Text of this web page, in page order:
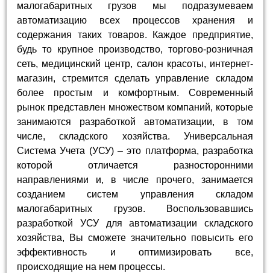
малогабаритных грузов мы подразумеваем
автоматизацию всех процессов хранения и
содержания таких товаров. Каждое предприятие,
будь то крупное производство, торгово-розничная
сеть, медицинский центр, салон красоты, интернет-
магазин, стремится сделать управление складом
более простым и комфортным. Современный
рынок представлен множеством компаний, которые
занимаются разработкой автоматизации, в том
числе, складского хозяйства. Универсальная
Система Учета (УСУ) – это платформа, разработка
которой отличается разносторонними
направлениями и, в числе прочего, занимается
созданием систем управления складом
малогабаритных грузов. Воспользовавшись
разработкой УСУ для автоматизации складского
хозяйства, Вы сможете значительно повысить его
эффективность и оптимизировать все,
происходящие на нем процессы.